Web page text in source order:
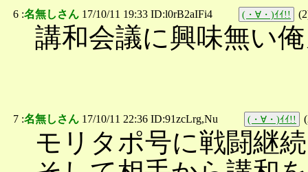
6 :名無しさん 17/10/11 19:33 ID:l0rB2aIFi4 (・∀・)ｲｲ!! (2
講和会議に興味無い
7 :名無しさん 17/10/11 22:36 ID:91zcLrg,Nu (・∀・)ｲｲ!! (
モリタポ号に戦闘継